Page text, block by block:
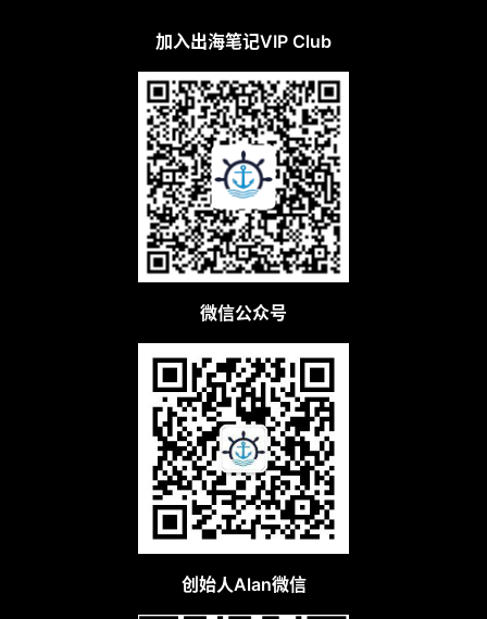
加入出海笔记VIP Club
微信公众号
创始人Alan微信